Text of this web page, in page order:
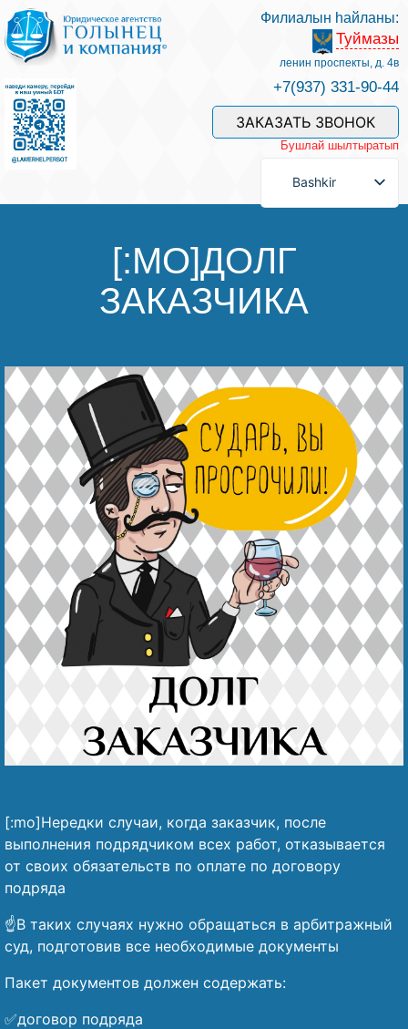
Беҙҙең белгестәр һәм хеҙмәттәр
Хеҙмәт хаҡын түләү
Һорау биреү
Баһалама
Беҙҙең еңеү
Видео тураһында беҙ
Филиалын һайланы:
Туймазы
ленин проспекты, д. 4в
+7(937) 331-90-44
ЗАКАЗАТЬ ЗВОНОК
Бушлай шылтыратып
Bashkir
[:MO]ДОЛГ
ЗАКАЗЧИКА
[:mo]Нередки случаи, когда заказчик, после
выполнения подрядчиком всех работ, отказывается
от своих обязательств по оплате по договору
подряда
☝️В таких случаях нужно обращаться в арбитражный
суд, подготовив все необходимые документы
Пакет документов должен содержать:
✅договор подряда